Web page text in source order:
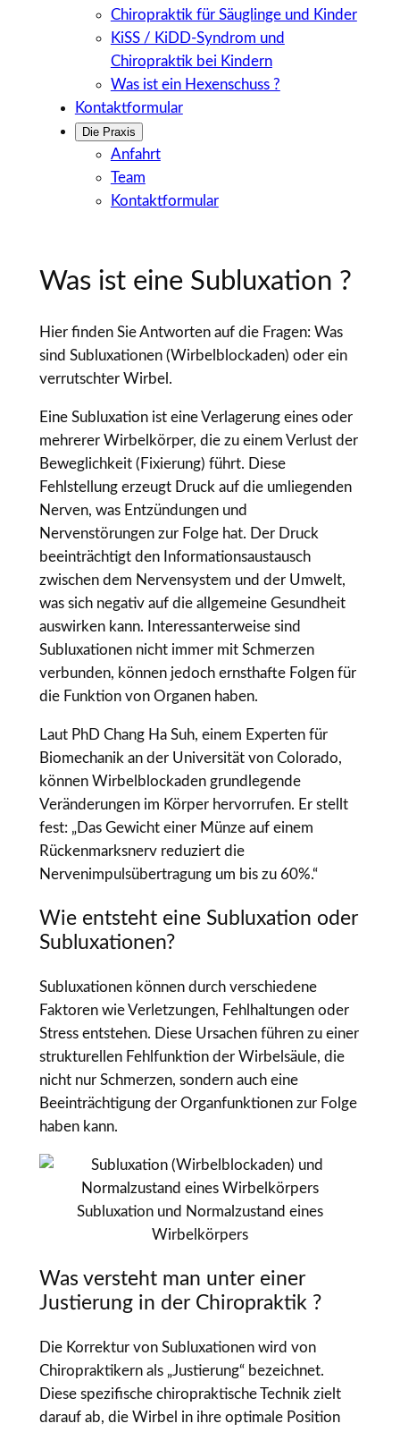
Chiropraktik für Säuglinge und Kinder
KiSS / KiDD-Syndrom und
Chiropraktik bei Kindern
Was ist ein Hexenschuss ?
Kontaktformular
Die Praxis
Anfahrt
Team
Kontaktformular
Was ist eine Subluxation ?
Hier finden Sie Antworten auf die Fragen: Was
sind Subluxationen (Wirbelblockaden) oder ein
verrutschter Wirbel.
Eine Subluxation ist eine Verlagerung eines oder
mehrerer Wirbelkörper, die zu einem Verlust der
Beweglichkeit (Fixierung) führt. Diese
Fehlstellung erzeugt Druck auf die umliegenden
Nerven, was Entzündungen und
Nervenstörungen zur Folge hat. Der Druck
beeinträchtigt den Informationsaustausch
zwischen dem Nervensystem und der Umwelt,
was sich negativ auf die allgemeine Gesundheit
auswirken kann. Interessanterweise sind
Subluxationen nicht immer mit Schmerzen
verbunden, können jedoch ernsthafte Folgen für
die Funktion von Organen haben.
Laut PhD Chang Ha Suh, einem Experten für
Biomechanik an der Universität von Colorado,
können Wirbelblockaden grundlegende
Veränderungen im Körper hervorrufen. Er stellt
fest: „Das Gewicht einer Münze auf einem
Rückenmarksnerv reduziert die
Nervenimpulsübertragung um bis zu 60%.“
Wie entsteht eine Subluxation oder
Subluxationen?
Subluxationen können durch verschiedene
Faktoren wie Verletzungen, Fehlhaltungen oder
Stress entstehen. Diese Ursachen führen zu einer
strukturellen Fehlfunktion der Wirbelsäule, die
nicht nur Schmerzen, sondern auch eine
Beeinträchtigung der Organfunktionen zur Folge
haben kann.
Subluxation und Normalzustand eines
Wirbelkörpers
Was versteht man unter einer
Justierung in der Chiropraktik ?
Die Korrektur von Subluxationen wird von
Chiropraktikern als „Justierung“ bezeichnet.
Diese spezifische chiropraktische Technik zielt
darauf ab, die Wirbel in ihre optimale Position